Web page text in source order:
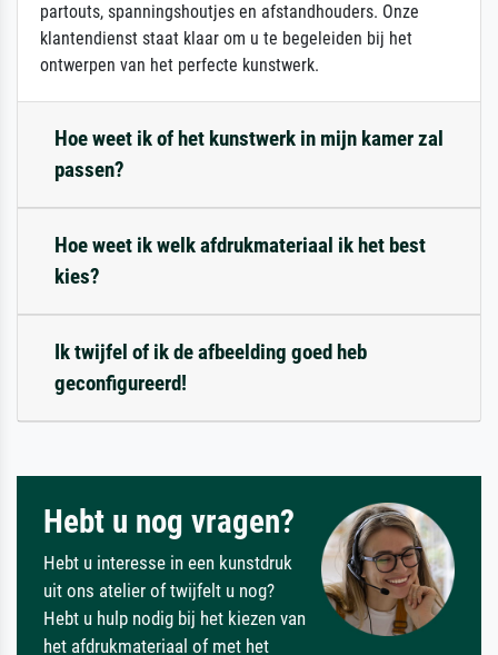
partouts, spanningshoutjes en afstandhouders. Onze
klantendienst staat klaar om u te begeleiden bij het
ontwerpen van het perfecte kunstwerk.
Hoe weet ik of het kunstwerk in mijn kamer zal
passen?
Hoe weet ik welk afdrukmateriaal ik het best
kies?
Ik twijfel of ik de afbeelding goed heb
geconfigureerd!
Hebt u nog vragen?
Hebt u interesse in een kunstdruk
uit ons atelier of twijfelt u nog?
Hebt u hulp nodig bij het kiezen van
het afdrukmateriaal of met het